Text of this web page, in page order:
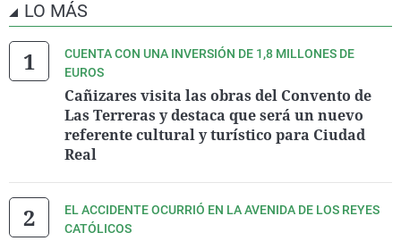
LO MÁS
CUENTA CON UNA INVERSIÓN DE 1,8 MILLONES DE
EUROS
Cañizares visita las obras del Convento de
Las Terreras y destaca que será un nuevo
referente cultural y turístico para Ciudad
Real
EL ACCIDENTE OCURRIÓ EN LA AVENIDA DE LOS REYES
CATÓLICOS